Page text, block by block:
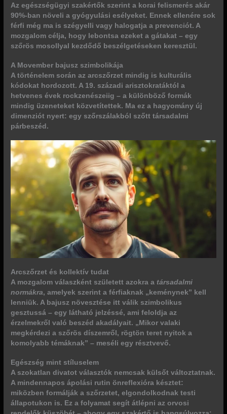
Az egészségügyi szakértők szerint a korai felismerés akár
90%-ban növeli a gyógyulási esélyeket. Ennek ellenére sok
férfi még ma is szégyelli vagy halogatja a prevenciót. A
mozgalom célja, hogy lebontsa ezeket a gátakat – egy
szőrös mosollyal kezdődő beszélgetéseken keresztül.
A Movember bajusz szimbolikája
A történelem során az arcszőrzet mindig is kulturális
kódokat hordozott. A 19. századi arisztokratáktól a
hetvenes évek rockzenészeiig – a különböző formák
mindig üzeneteket közvetítettek. Ma ez a hagyomány új
dimenziót nyert: egy szőrszálakból szőtt társadalmi
párbeszéd.
Arcszőrzet és kollektív tudat
A mozgalom válaszként született azokra a társadalmi
normákra, amelyek szerint a férfiaknak „keménynek” kell
lenniük. A bajusz növesztése itt válik szimbolikus
gesztussá – egy látható jelzéssé, ami feloldja az
érzelmekről való beszéd akadályait. „Mikor valaki
megkérdezi a szőrös díszemről, rögtön teret nyitok a
komolyabb témáknak” – meséli egy résztvevő.
Egészség mint stíluselem
A szokatlan divatot választók nemcsak külsőt változtatnak.
A mindennapos ápolási rutinönreflexióra késztet:
miközben formálják a szőrzetet, elgondolkodnak testi
állapotukon is. Ez a folyamat segít átlépni az orvosi